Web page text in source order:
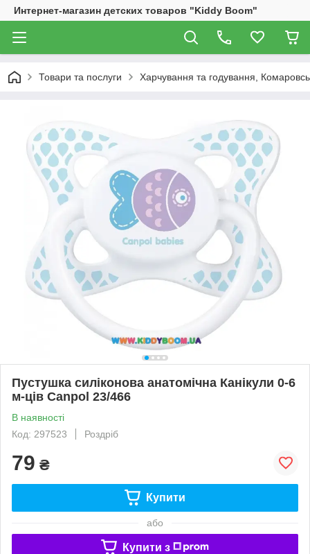
Интернет-магазин детских товаров "Kiddy Boom"
Товари та послуги Харчування та годування,
Пустушка силіконова анатомічна Канікули 0-6
м-ців Canpol 23/466
В наявності
Код: 297523
Роздріб
79 ₴
Купити
або
Купити з